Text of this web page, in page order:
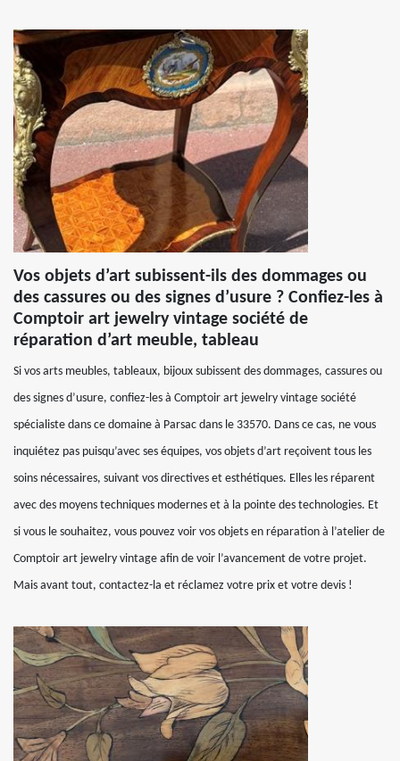
Vos objets d’art subissent-ils des dommages ou
des cassures ou des signes d’usure ? Confiez-les à
Comptoir art jewelry vintage société de
réparation d’art meuble, tableau
Si vos arts meubles, tableaux, bijoux subissent des dommages, cassures ou
des signes d’usure, confiez-les à Comptoir art jewelry vintage société
spécialiste dans ce domaine à Parsac dans le 33570. Dans ce cas, ne vous
inquiétez pas puisqu’avec ses équipes, vos objets d’art reçoivent tous les
soins nécessaires, suivant vos directives et esthétiques. Elles les réparent
avec des moyens techniques modernes et à la pointe des technologies. Et
si vous le souhaitez, vous pouvez voir vos objets en réparation à l’atelier de
Comptoir art jewelry vintage afin de voir l’avancement de votre projet.
Mais avant tout, contactez-la et réclamez votre prix et votre devis !